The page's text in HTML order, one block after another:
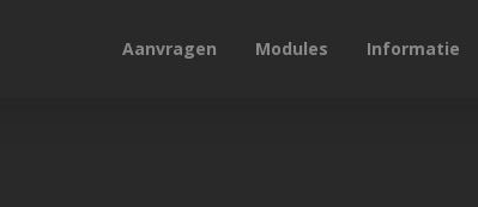
Aanvragen Modules Informatie